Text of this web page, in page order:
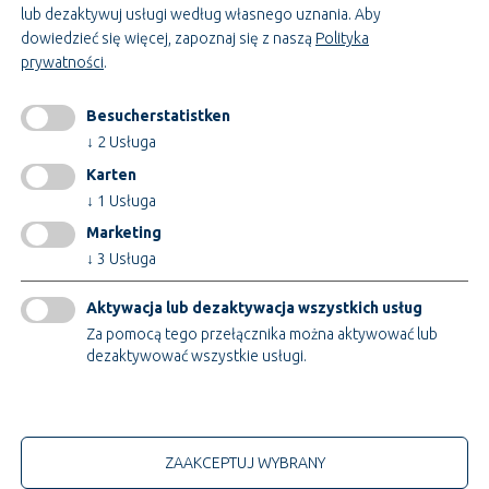
Budownictwo i technologia
INFORMACJE
impressum
GTC
Ochrona danych
Zmiana ustawień plików cookie
Certyfikaty
© 2026 Teupe Holding GmbH
lub dezaktywuj usługi według własnego uznania. Aby
dowiedzieć się więcej, zapoznaj się z naszą Polityka
prywatności.
Besucherstatistken
↓ 2 Usługa
Karten
↓ 1 Usługa
Marketing
↓ 3 Usługa
Aktywacja lub dezaktywacja wszystkich usług
Za pomocą tego przełącznika można aktywować lub
dezaktywować wszystkie usługi.
ZAAKCEPTUJ WYBRANY